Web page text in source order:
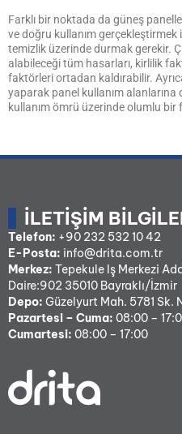
Farklı bir noktada da güneş
ve doğru kullanım gerçekleştirmek
temizlik üzerinde durmak gerekir.
alabileceği tüm hasarları, kirlilik
faktörleri ortadan kaldırabilir.
yaparak panel kullanım
kullanım ömrü üzerinde olumlu
İLETIŞIM
Telefon: +90 232 532 10 42
E-Posta: info@drita.com.tr
Merkez: Tepekule Iş Merkezi
Daire:902 35010 Bayraklı/İzmir
Depo: Güzelyurt Mah. 5781 Sk.
Pazartesi – Cuma: 08:00 –
Cumartesi: 08:00 – 17:00